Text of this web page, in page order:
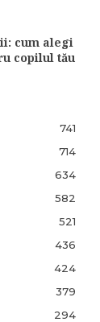
cum alegi
copilul tău
741
714
634
582
521
436
424
379
294